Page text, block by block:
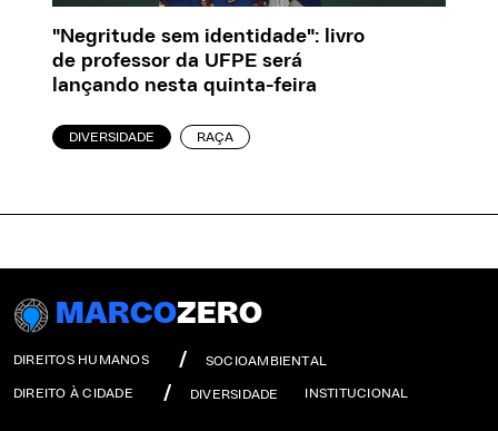
"Negritude sem identidade": livro
de professor da UFPE será
lançando nesta quinta-feira
DIVERSIDADE RAÇA
MARCOZERO
DIREITOS HUMANOS SOCIOAMBIENTAL
DIREITO À CIDADE DIVERSIDADE INSTITUCIONAL